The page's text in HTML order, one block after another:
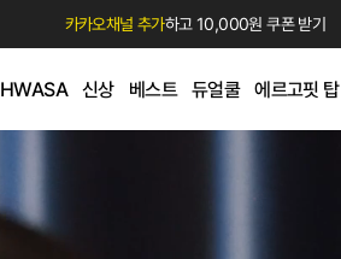
카카오채널 추가하고 10,000원 쿠폰 받기
HWASA 신상 베스트 듀얼쿨 에르고핏 탑